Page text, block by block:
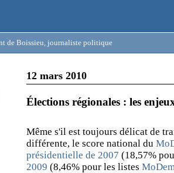
de Boissieu, journaliste politique
12 mars 2010
Élections régionales : les
Même s'il est toujours délicat de
différente, le score national du
présidentielle de 2007 (18,57%
2009 (8,46% pour les listes